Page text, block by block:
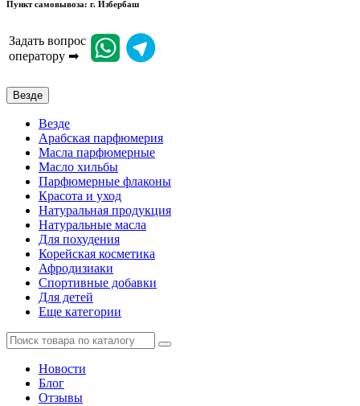
Пункт самовывоза: г. Избербаш
Задать вопрос
оператору ➡
Везде
Везде
Арабская парфюмерия
Масла парфюмерные
Масло хильбы
Парфюмерные флаконы
Красота и уход
Натуральная продукция
Натуральные масла
Для похудения
Корейская косметика
Афродизиаки
Спортивные добавки
Для детей
Еще категории
Новости
Блог
Отзывы